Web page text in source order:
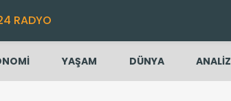
RADYO
YAŞAM DÜNYA ANALİZ